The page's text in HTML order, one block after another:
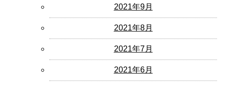
2021年9月
2021年8月
2021年7月
2021年6月